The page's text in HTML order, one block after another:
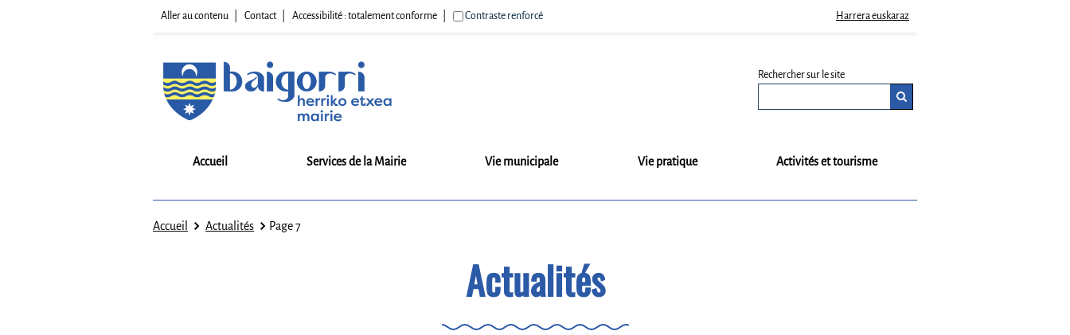
Aller au contenu Contact Accessibilité : totalement conforme Contraste renforcé Harrera euskaraz
Rechercher sur le site
Accueil Services de la Mairie Vie municipale Vie pratique Activités et tourisme
Accueil Actualités Page 7
Actualités